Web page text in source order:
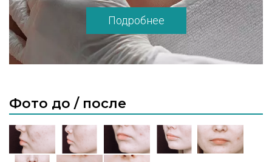
Подробнее
Фото до / после